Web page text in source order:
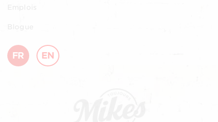
Emplois
Blogue
FR EN